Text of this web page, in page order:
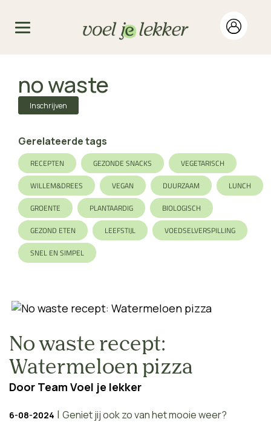
no waste
Inschrijven
Gerelateerde tags
RECEPTEN GEZONDE SNACKS
VEGETARISCH
WILLEM&DREES
VEGAN DUURZAAM
LUNCH
GROENTE
PLANTAARDIG
BIOLOGISCH
GEZOND ETEN
LEEFSTIJL
VOEDSELVERSPILLING
SNEL EN SIMPEL
No waste recept:
Watermeloen pizza
Door Team Voel je lekker
6-08-2024 | Geniet jij ook zo van het mooie weer?